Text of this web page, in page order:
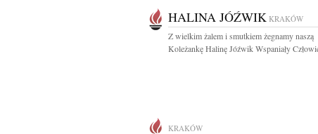
HALINA JÓŹWIK KRAKÓW
Z wielkim żalem i smutkiem żegnamy naszą
Koleżankę Halinę Jóźwik Wspaniały
KRAKÓW